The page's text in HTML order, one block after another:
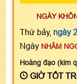
NGÀY
Thứ bảy, ngày
Ngày NHÂM
Hoàng đạo (kim
GIỜ TỐT